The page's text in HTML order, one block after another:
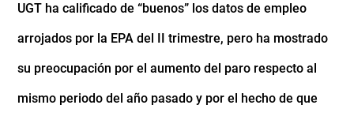
UGT ha calificado de “buenos” los datos de empleo
arrojados por la EPA del II trimestre, pero ha mostrado
su preocupación por el aumento del paro respecto al
mismo periodo del año pasado y por el hecho de que